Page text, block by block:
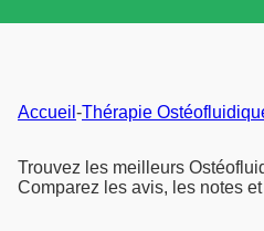
Accueil -Thérapie
Trouvez les meilleurs
Comparez les avis, les notes